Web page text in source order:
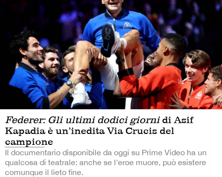
Federer: Gli ultimi dodici giornidi Asif
Kapadia è un’inedita Via Crucis del
campione
Il documentario disponibile da oggi su Prime Video ha un
qualcosa di teatrale: anche se l'eroe muore, può esistere
comunque il lieto fine.